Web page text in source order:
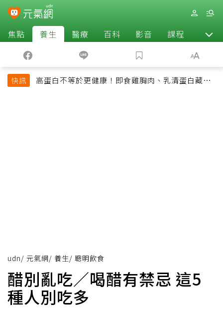
焦點 養生 醫療 百科 影音 課程 退休
快訊
高蛋白不等於更健康！即食雞胸肉、乳清蛋白藏陷
udn/ 元氣網/ 養生/ 聰明飲食
醋別亂吃／喝醋有禁忌 這5
種人別吃多